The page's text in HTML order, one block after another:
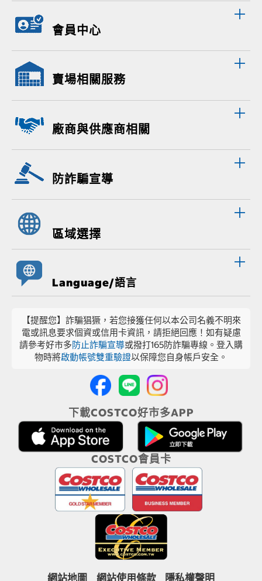
會員中心
賣場相關服務
廠商與供應商相關
防詐騙宣導
區域選擇
Language/語言
【提醒您】詐騙猖獗，若您接獲任何以本公司名義不明來
電或訊息要求個資或信用卡資訊，請拒絕回應！如有疑慮
請參考好市多防止詐騙宣導或撥打165防詐騙專線。登入購
物時將啟動帳號雙重驗證以保障您自身帳戶安全。
下載COSTCO好市多APP
COSTCO會員卡
網站地圖 網站使用條款 隱私權聲明